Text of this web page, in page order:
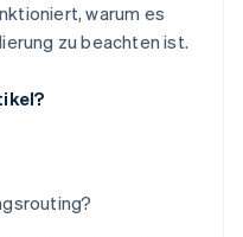
warum es
zu beachten ist.